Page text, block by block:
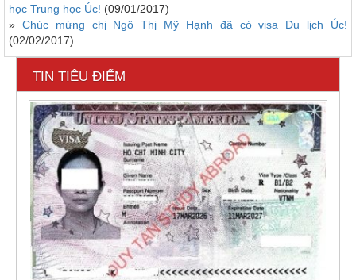
học Trung học Úc! (09/01/2017)
» ​Chúc mừng chị Ngô Thị Mỹ Hạnh đã có visa Du lịch Úc!
(02/02/2017)
TIN TIÊU ĐIỂM